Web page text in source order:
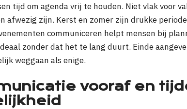
tijd om agenda vrij te houden. Niet vlak voor
afwezig zijn. Kerst en zomer zijn drukke
communiceren helpt mensen bij
zonder dat het te lang duurt. Einde
weggaan als enige.
vooraf en